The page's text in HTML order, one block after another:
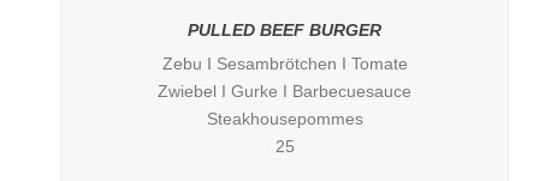
PULLED BEEF BURGER
Zebu I Sesambrötchen I Tomate
Zwiebel I Gurke I Barbecuesauce
Steakhousepommes
25